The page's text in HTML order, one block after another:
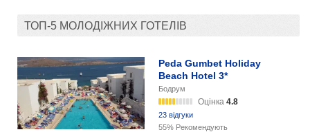
ТОП-5 МОЛОДІЖНИХ ГОТЕЛІВ
Peda Gumbet Holiday
Beach Hotel 3*
Бодрум
Оцінка 4.8
23 відгуки
55% Рекомендують